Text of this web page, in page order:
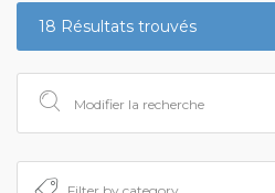
18 Résultats trouvés
Modifier la recherche